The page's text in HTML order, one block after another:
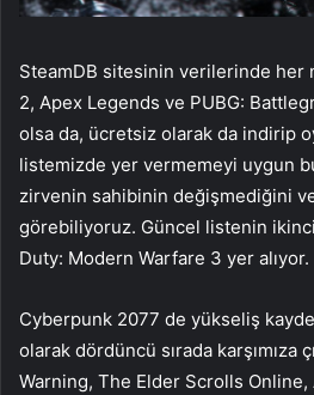
SteamDB sitesinin verilerinde her
2, Apex Legends ve PUBG:
olsa da, ücretsiz olarak da indirip
listemizde yer vermemeyi uygun
zirvenin sahibinin değişmediğini
görebiliyoruz. Güncel listenin ikinci
Duty: Modern Warfare 3 yer alıyor.
Cyberpunk 2077 de yükseliş
olarak dördüncü sırada karşımıza
Warning, The Elder Scrolls